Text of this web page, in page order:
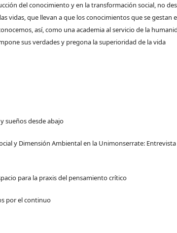
del conocimiento y en la transformación social, no
vidas, que llevan a que los conocimientos que se gestan
así, como una academia al servicio de la
sus verdades y pregona la superioridad de la vida
sueños desde abajo
y Dimensión Ambiental en la Unimonserrate:
para la praxis del pensamiento crítico
por el continuo